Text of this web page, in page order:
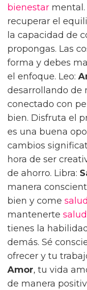
bienestar mental.
recuperar el
la capacidad de
propongas. Las
forma y debes
el enfoque. Leo:
desarrollando de
conectado con
bien. Disfruta el
es una buena
cambios
hora de ser
de ahorro. Libra:
manera
bien y come
mantenerte
tienes la
demás. Sé
ofrecer y tu
Amor, tu vida
de manera